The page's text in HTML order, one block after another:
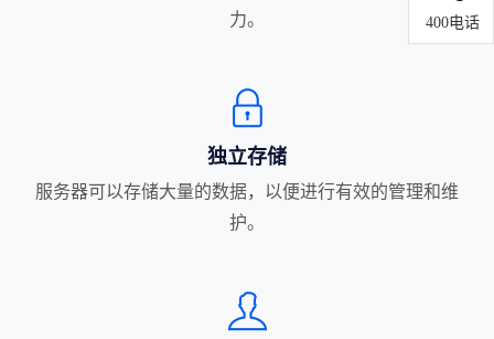
400电话
力。
独立存储
服务器可以存储大量的数据，以便进行有效的管理和维
护。